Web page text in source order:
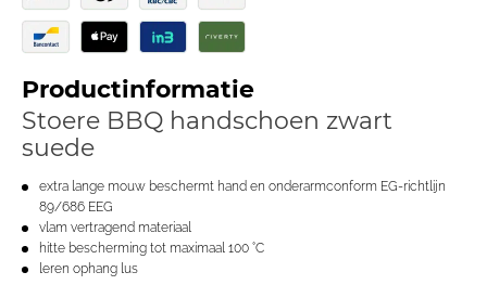
Productinformatie
Stoere BBQ handschoen zwart
suede
extra lange mouw beschermt hand en onderarmconform EG-richtlijn
89/686 EEG
vlam vertragend materiaal
hitte bescherming tot maximaal 100 °C
leren ophang lus